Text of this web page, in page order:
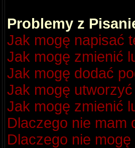
Problemy z
Jak mogę napisać
Jak mogę zmienić
Jak mogę dodać
Jak mogę
Jak mogę zmienić
Dlaczego nie mam
Dlaczego nie